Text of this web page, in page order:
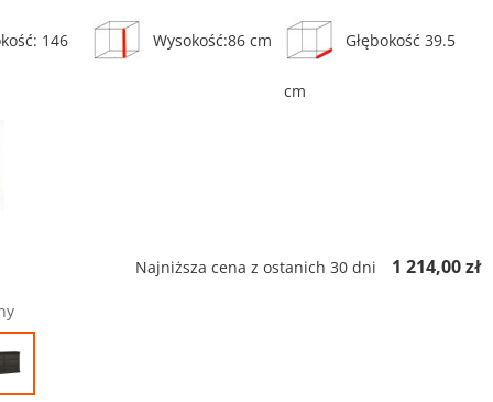
146 Wysokość:86 cm Głębokość 39.5
cm
Najniższa cena z ostanich 30 dni 1 214,00 zł
Dodaj do koszyka Porównaj